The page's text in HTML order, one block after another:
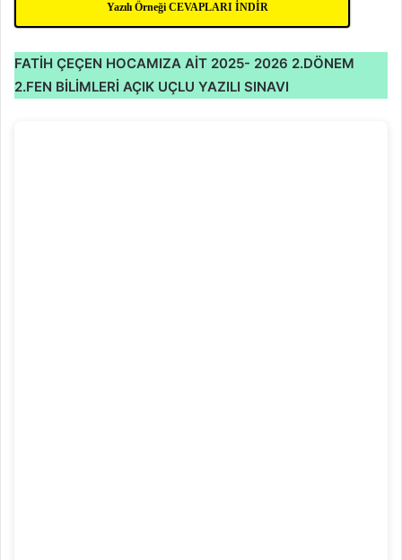
Yazılı Örneği CEVAPLARI İNDİR
FATİH ÇEÇEN HOCAMIZA AİT 2025- 2026 2.DÖNEM
2.FEN BİLİMLERİ AÇIK UÇLU YAZILI SINAVI